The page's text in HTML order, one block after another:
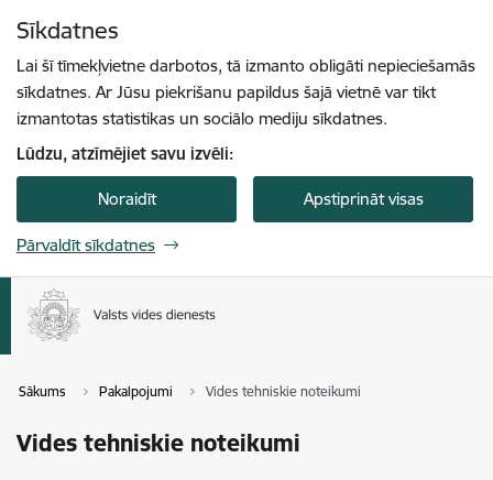
Sīkdatnes
Lai šī tīmekļvietne darbotos, tā izmanto obligāti nepieciešamās
sīkdatnes. Ar Jūsu piekrišanu papildus šajā vietnē var tikt
izmantotas statistikas un sociālo mediju sīkdatnes.
Lūdzu, atzīmējiet savu izvēli:
Noraidīt Apstiprināt visas
Pārvaldīt sīkdatnes
Sākums Pakalpojumi Vides tehniskie noteikumi
Vides tehniskie noteikumi